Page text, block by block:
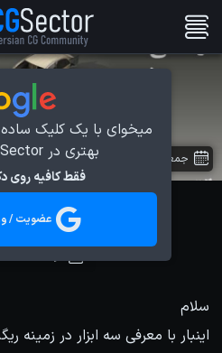
میخوای با یک کلیک
بهتری در CGSector داشته باشی؟
فقط کافیه روی
عضویت /
جمعه 22 دی 1391 در مقالات
رانندگی در 3ds Max
سلام
اینبار با معرفی سه ابزار در